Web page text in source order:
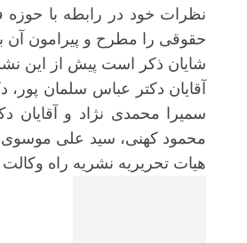
نظرات خود در رابطه با حوزه
حقوقی را مطرح و پیرامون
شایان ذکر است پیش از این
آقایان دکتر عباس سلمان
سمیرا محمدی نژاد و آقایان
محمود کهنی، سید علی موسوی،
هیات تحریریه نشریه راه